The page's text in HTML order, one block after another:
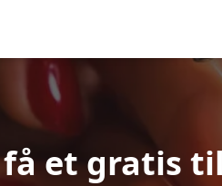
få et gratis